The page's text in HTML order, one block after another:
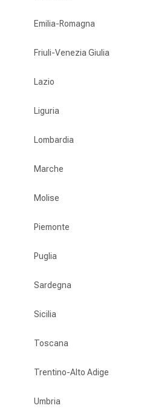
Emilia-Romagna
Friuli-Venezia Giulia
Lazio
Liguria
Lombardia
Marche
Molise
Piemonte
Puglia
Sardegna
Sicilia
Toscana
Trentino-Alto Adige
Umbria